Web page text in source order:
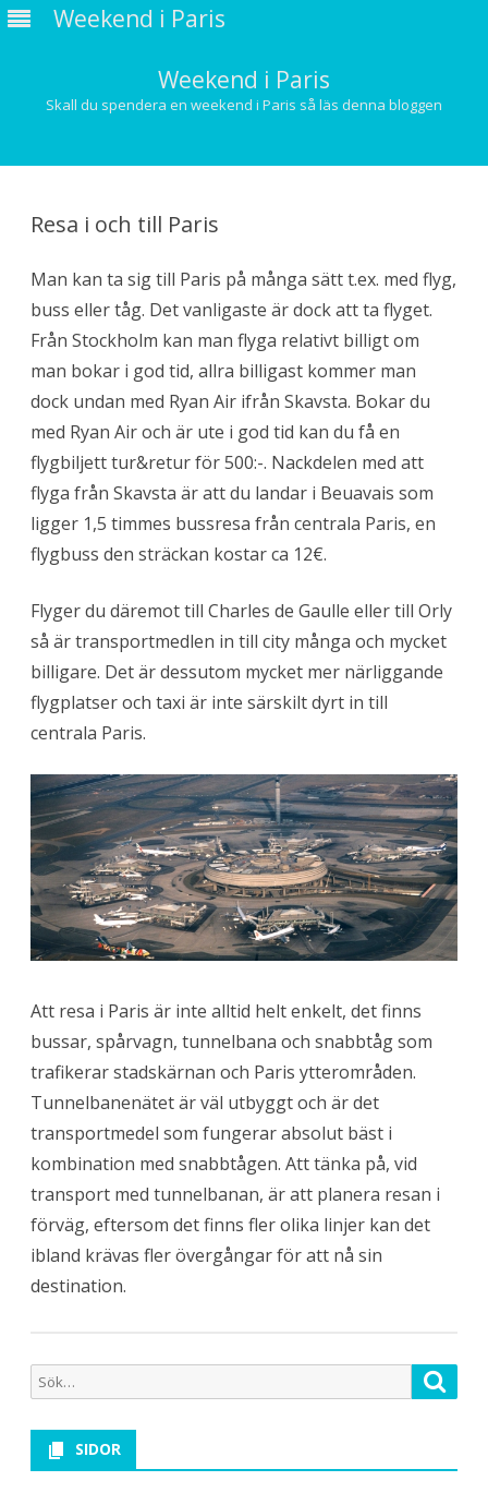
Weekend i Paris
Weekend i Paris
Skall du spendera en weekend i Paris så läs denna bloggen
Resa i och till Paris
Man kan ta sig till Paris på många sätt t.ex. med flyg,
buss eller tåg. Det vanligaste är dock att ta flyget.
Från Stockholm kan man flyga relativt billigt om
man bokar i god tid, allra billigast kommer man
dock undan med Ryan Air ifrån Skavsta. Bokar du
med Ryan Air och är ute i god tid kan du få en
flygbiljett tur&retur för 500:-. Nackdelen med att
flyga från Skavsta är att du landar i Beuavais som
ligger 1,5 timmes bussresa från centrala Paris, en
flygbuss den sträckan kostar ca 12€.
Flyger du däremot till Charles de Gaulle eller till Orly
så är transportmedlen in till city många och mycket
billigare. Det är dessutom mycket mer närliggande
flygplatser och taxi är inte särskilt dyrt in till
centrala Paris.
Att resa i Paris är inte alltid helt enkelt, det finns
bussar, spårvagn, tunnelbana och snabbtåg som
trafikerar stadskärnan och Paris ytterområden.
Tunnelbanenätet är väl utbyggt och är det
transportmedel som fungerar absolut bäst i
kombination med snabbtågen. Att tänka på, vid
transport med tunnelbanan, är att planera resan i
förväg, eftersom det finns fler olika linjer kan det
ibland krävas fler övergångar för att nå sin
destination.
Sök
efter:
SIDOR